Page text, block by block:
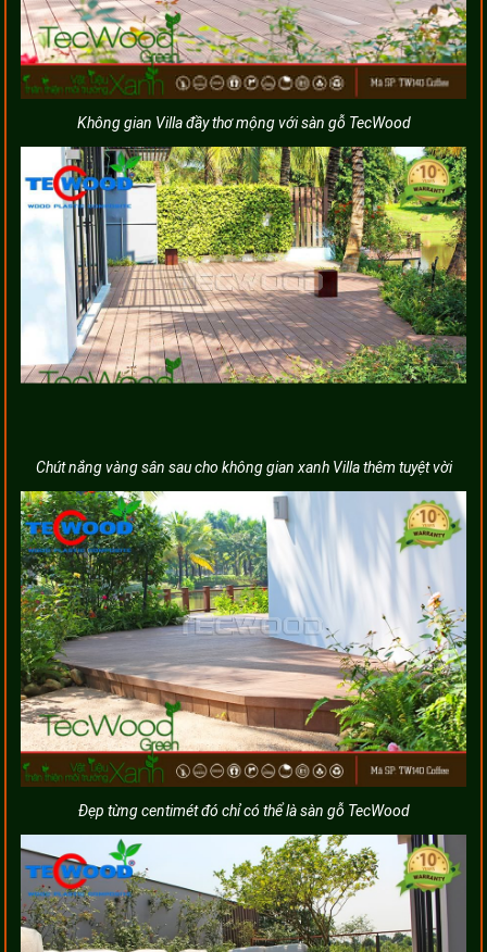
Không gian Villa đầy thơ mộng với sàn gỗ TecWood
Chút nắng vàng sân sau cho không gian xanh Villa thêm tuyệt vời
Đẹp từng centimét đó chỉ có thể là sàn gỗ TecWood